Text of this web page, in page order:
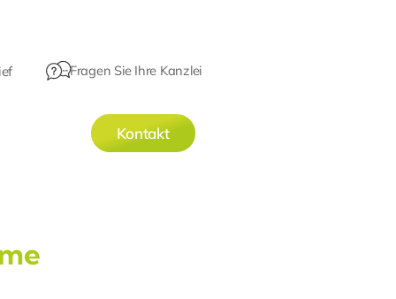
Fragen Sie Ihre Kanzlei
Kontakt